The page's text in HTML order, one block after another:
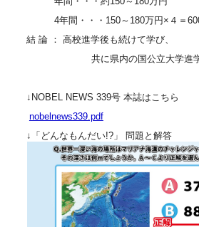
4年間・・・150～180万円×４＝600
結 論 ： 高校進学後も続けて学び、
共に県内の国公立大学進学を
↓NOBEL NEWS 339号 本誌はこちら
nobelnews339.pdf
↓「どんなもんだい!?」 問題と解答